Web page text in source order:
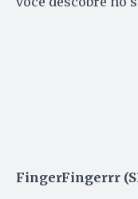
FingerFingerrr